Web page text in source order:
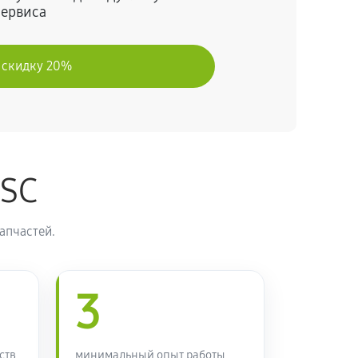
Заказать
60 минут
60 минут
20%
3
минимальный опыт работы